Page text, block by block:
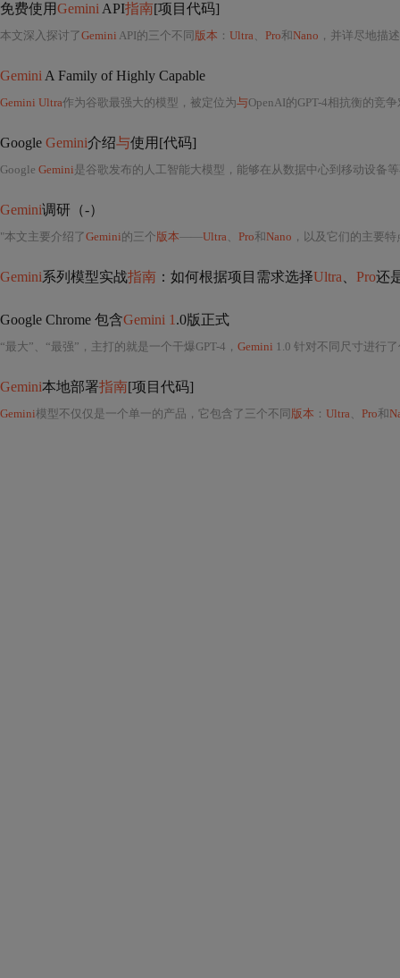
免费使用Gemini API指南[项目代码]
本文深入探讨了Gemini API的三个不同 版本 ： Ultra、 Pro和Nano ，并详尽地描
Gemini A Family of Highly Capable
Gemini Ultra作为谷歌最强大的模型，被定位为与OpenAI的GPT-4相抗衡的竞争
Google Gemini介绍与使用[代码]
Google Gemini是谷歌发布的人工智能大模型，能够在从数据中心到移动设备
Gemini调研（-）
"本文主要介绍了Gemini的三个 版本——Ultra、 Pro和Nano ，以及它们的主要
Gemini系列模型实战指南 ：如何根据项目需求选择Ultra Pro还
Google Chrome 包含Gemini 1 .0版正式
“最大”、“最强”，主打的就是一个干爆GPT-4， Gemini 1.0 针对不同尺寸进行
Gemini本地部署指南[项目代码]
Gemini模型不仅仅是一个单一的产品，它包含了三个不同 版本 ： Ultra、 Pro和